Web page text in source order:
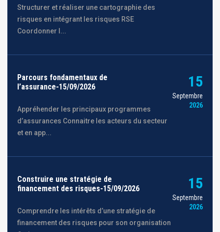
Structurer et réaliser une cartographie des
risques en intégrant les risques RSE
Coordonner l...
Parcours fondamentaux de
l’assurance-15/09/2026
Appréhender les principaux programmes
d’assurances Connaitre les acteurs du secteur
et en app...
15
Septembre
2026
Construire une stratégie de
financement des risques-15/09/2026
Comprendre les intérêts d’une stratégie de
financement des risques pour son organisation
15
Septembre
2026